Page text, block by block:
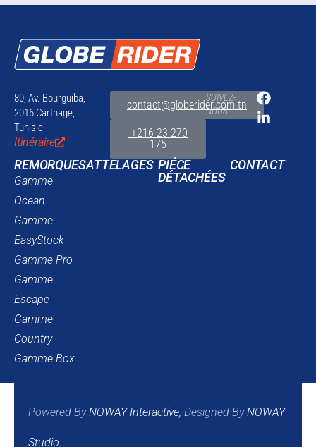
80, Av. Bourguiba,
2016 Carthage,
Tunisie
Itinéraire
contact@globerider.com.tn
+216 23 270
175
SUIVEZ-
NOUS
REMORQUES
Gamme
Ocean
Gamme
EasyStock
Gamme Pro
Gamme
Escape
Gamme
Country
Gamme Box
ATTELAGES PIÉCE
DÉTACHÉES
CONTACT
Powered ByNOWAY Interactive, Designed ByNOWAY
Studio.